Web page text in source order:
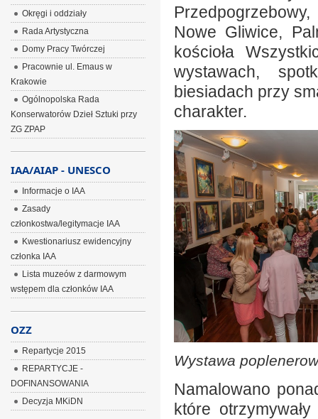
Nowe Gliwice,
kościoła
wystawach,
biesiadach przy
charakter.
Wystawa
Namalowano
które
Okręgi i oddziały
Rada Artystyczna
Domy Pracy Twórczej
Pracownie ul. Emaus w
Krakowie
Ogólnopolska Rada
Konserwatorów Dzieł Sztuki przy
ZG ZPAP
IAA/AIAP - UNESCO
Informacje o IAA
Zasady
członkostwa/legitymacje IAA
Kwestionariusz ewidencyjny
członka IAA
Lista muzeów z darmowym
wstępem dla członków IAA
OZZ
Repartycje 2015
REPARTYCJE -
DOFINANSOWANIA
Decyzja MKiDN